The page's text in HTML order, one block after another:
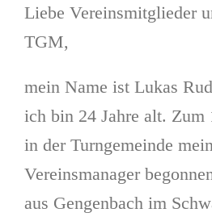
Liebe Vereinsmitglieder
TGM,
mein Name ist Lukas
ich bin 24 Jahre alt.
in der Turngemeinde
Vereinsmanager
aus Gengenbach im